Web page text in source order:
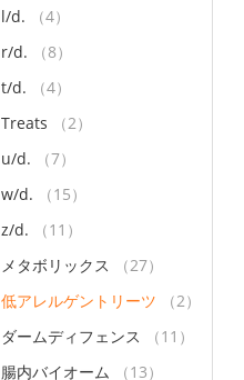
l/d.
（4）
r/d.
（8）
t/d.
（4）
Treats
（2）
u/d.
（7）
w/d.
（15）
z/d.
（11）
メタボリックス
（27）
低アレルゲントリーツ
（2）
ダームディフェンス
（11）
腸内バイオーム
（13）